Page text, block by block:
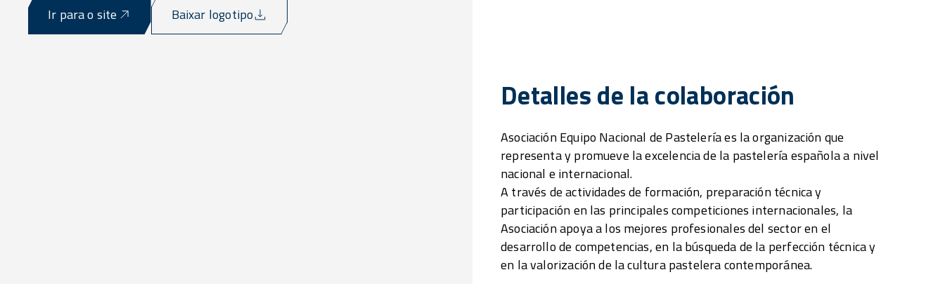
Ir para o site Baixar logotipo
Detalles de la colaboración
Asociación Equipo Nacional de Pastelería es la organización que
representa y promueve la excelencia de la pastelería española a nivel
nacional e internacional.
A través de actividades de formación, preparación técnica y
participación en las principales competiciones internacionales, la
Asociación apoya a los mejores profesionales del sector en el
desarrollo de competencias, en la búsqueda de la perfección técnica y
en la valorización de la cultura pastelera contemporánea.